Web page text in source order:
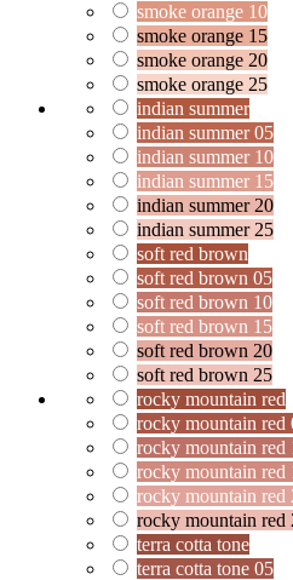
smoke orange 10
smoke orange 15
smoke orange 20
smoke orange 25
indian summer
indian summer 05
indian summer 10
indian summer 15
indian summer 20
indian summer 25
soft red brown
soft red brown 05
soft red brown 10
soft red brown 15
soft red brown 20
soft red brown 25
rocky mountain red
rocky mountain red
rocky mountain red
rocky mountain red
rocky mountain red
rocky mountain red
terra cotta tone
terra cotta tone 05